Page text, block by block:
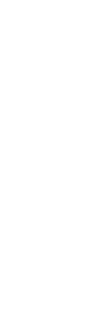
único,
accesible
a lo largo de
un rico ecosistema
de posidonia
con vistas